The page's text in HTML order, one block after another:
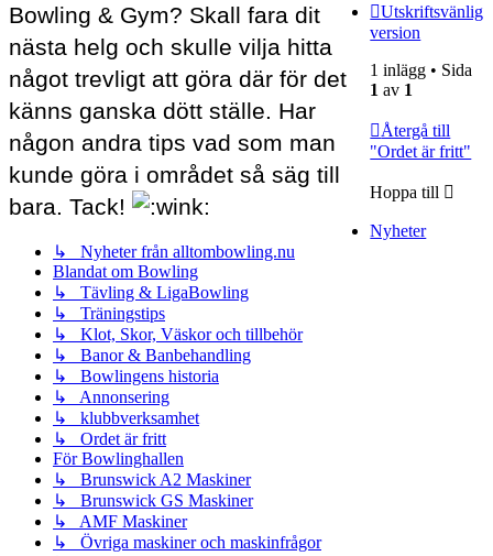
Bowling & Gym? Skall fara dit
nästa helg och skulle vilja hitta
något trevligt att göra där för det
känns ganska dött ställe. Har
någon andra tips vad som man
kunde göra i området så säg till
bara. Tack!
Utskriftsvänlig
version
1 inlägg • Sida
1 av 1
Återgå till
"Ordet är fritt"
Hoppa till
Nyheter
↳ Nyheter från alltombowling.nu
Blandat om Bowling
↳ Tävling & LigaBowling
↳ Träningstips
↳ Klot, Skor, Väskor och tillbehör
↳ Banor & Banbehandling
↳ Bowlingens historia
↳ Annonsering
↳ klubbverksamhet
↳ Ordet är fritt
För Bowlinghallen
↳ Brunswick A2 Maskiner
↳ Brunswick GS Maskiner
↳ AMF Maskiner
↳ Övriga maskiner och maskinfrågor